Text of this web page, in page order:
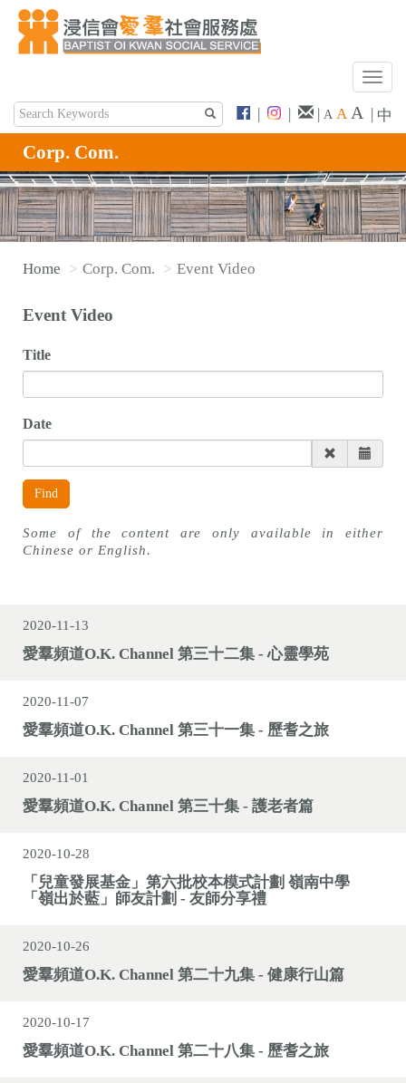
T
g
l
e
n
a
| | | A A A | 中
Corp. Com.
Home Corp. Com. Event Video
Event Video
Title
Date
Find
Some of the content are only available in either
Chinese or English.
2020-11-13
愛羣頻道O.K. Channel 第三十二集 - 心靈學苑
2020-11-07
愛羣頻道O.K. Channel 第三十一集 - 歷耆之旅
2020-11-01
愛羣頻道O.K. Channel 第三十集 - 護老者篇
2020-10-28
「兒童發展基金」第六批校本模式計劃 嶺南中學
「嶺出於藍」師友計劃 - 友師分享禮
2020-10-26
愛羣頻道O.K. Channel 第二十九集 - 健康行山篇
2020-10-17
愛羣頻道O.K. Channel 第二十八集 - 歷耆之旅